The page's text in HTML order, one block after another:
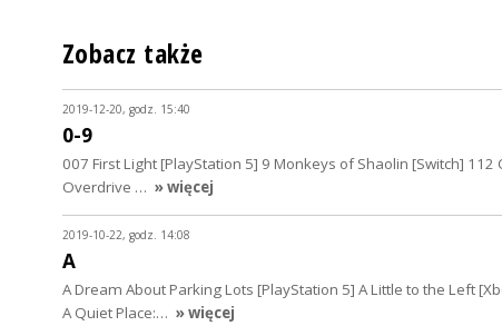
Zobacz także
2019-12-20, godz. 15:40
0-9
007 First Light [PlayStation 5] 9 Monkeys of Shaolin [Switch]
Overdrive … » więcej
2019-10-22, godz. 14:08
A
A Dream About Parking Lots [PlayStation 5] A Little to the Left
A Quiet Place:… » więcej